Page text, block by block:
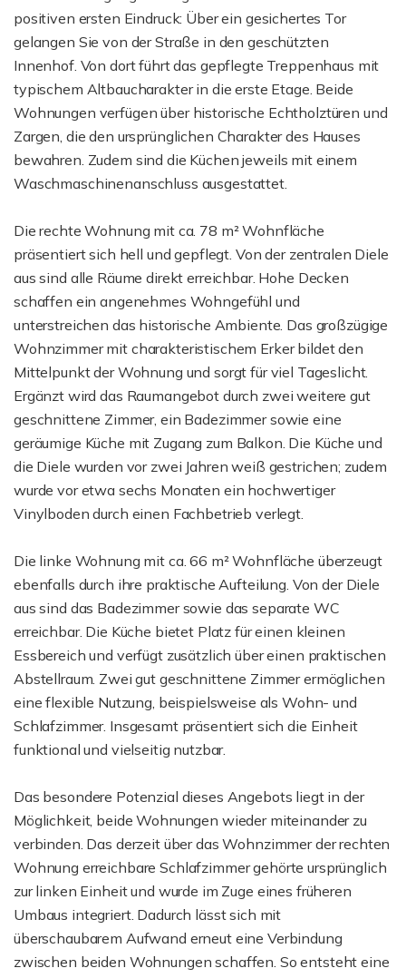
positiven ersten Eindruck: Über ein gesichertes Tor
gelangen Sie von der Straße in den geschützten
Innenhof. Von dort führt das gepflegte Treppenhaus mit
typischem Altbaucharakter in die erste Etage. Beide
Wohnungen verfügen über historische Echtholztüren und
Zargen, die den ursprünglichen Charakter des Hauses
bewahren. Zudem sind die Küchen jeweils mit einem
Waschmaschinenanschluss ausgestattet.
Die rechte Wohnung mit ca. 78 m² Wohnfläche
präsentiert sich hell und gepflegt. Von der zentralen Diele
aus sind alle Räume direkt erreichbar. Hohe Decken
schaffen ein angenehmes Wohngefühl und
unterstreichen das historische Ambiente. Das großzügige
Wohnzimmer mit charakteristischem Erker bildet den
Mittelpunkt der Wohnung und sorgt für viel Tageslicht.
Ergänzt wird das Raumangebot durch zwei weitere gut
geschnittene Zimmer, ein Badezimmer sowie eine
geräumige Küche mit Zugang zum Balkon. Die Küche und
die Diele wurden vor zwei Jahren weiß gestrichen; zudem
wurde vor etwa sechs Monaten ein hochwertiger
Vinylboden durch einen Fachbetrieb verlegt.
Die linke Wohnung mit ca. 66 m² Wohnfläche überzeugt
ebenfalls durch ihre praktische Aufteilung. Von der Diele
aus sind das Badezimmer sowie das separate WC
erreichbar. Die Küche bietet Platz für einen kleinen
Essbereich und verfügt zusätzlich über einen praktischen
Abstellraum. Zwei gut geschnittene Zimmer ermöglichen
eine flexible Nutzung, beispielsweise als Wohn- und
Schlafzimmer. Insgesamt präsentiert sich die Einheit
funktional und vielseitig nutzbar.
Das besondere Potenzial dieses Angebots liegt in der
Möglichkeit, beide Wohnungen wieder miteinander zu
verbinden. Das derzeit über das Wohnzimmer der rechten
Wohnung erreichbare Schlafzimmer gehörte ursprünglich
zur linken Einheit und wurde im Zuge eines früheren
Umbaus integriert. Dadurch lässt sich mit
überschaubarem Aufwand erneut eine Verbindung
zwischen beiden Wohnungen schaffen. So entsteht eine